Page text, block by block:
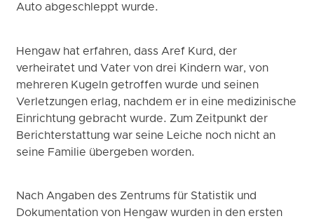
Auto abgeschleppt wurde.
Hengaw hat erfahren, dass Aref Kurd, der
verheiratet und Vater von drei Kindern war, von
mehreren Kugeln getroffen wurde und seinen
Verletzungen erlag, nachdem er in eine medizinische
Einrichtung gebracht wurde. Zum Zeitpunkt der
Berichterstattung war seine Leiche noch nicht an
seine Familie übergeben worden.
Nach Angaben des Zentrums für Statistik und
Dokumentation von Hengaw wurden in den ersten